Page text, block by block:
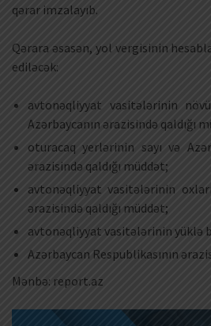
qərar imzalayıb.
Qərara əsasən, yol vergisinin
ediləcək:
avtonəqliyyat vasitələrinin
Azərbaycanın ərazisində qaldığı
oturacaq yerlərinin sayı və
ərazisində qaldığı müddət;
avtonəqliyyat vasitələrinin
ərazisində qaldığı müddət;
avtonəqliyyat vasitələrinin yüklə
Azərbaycan Respublikasının
Mənbə: report.az